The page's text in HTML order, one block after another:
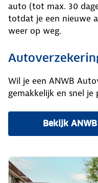
auto (tot max. 30
totdat je een nieuwe
weer op weg.
Wil je een ANWB
gemakkelijk en snel je
Bekijk